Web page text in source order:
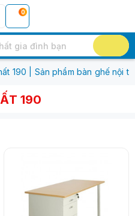
0
190 | Sản phẩm bàn ghế nội
190